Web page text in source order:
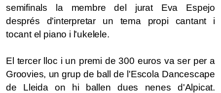
semifinals la membre del jurat Eva Espejo
després d'interpretar un tema propi cantant i
tocant el piano i l'ukelele.
El tercer lloc i un premi de 300 euros va ser per a
Groovies, un grup de ball de l'Escola Dancescape
de Lleida on hi ballen dues nenes d'Alpicat.